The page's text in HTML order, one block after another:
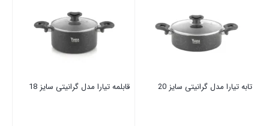
تابه تیارا مدل گرانیتی سایز 20 قابلمه تیارا مدل گرانیتی سایز 18